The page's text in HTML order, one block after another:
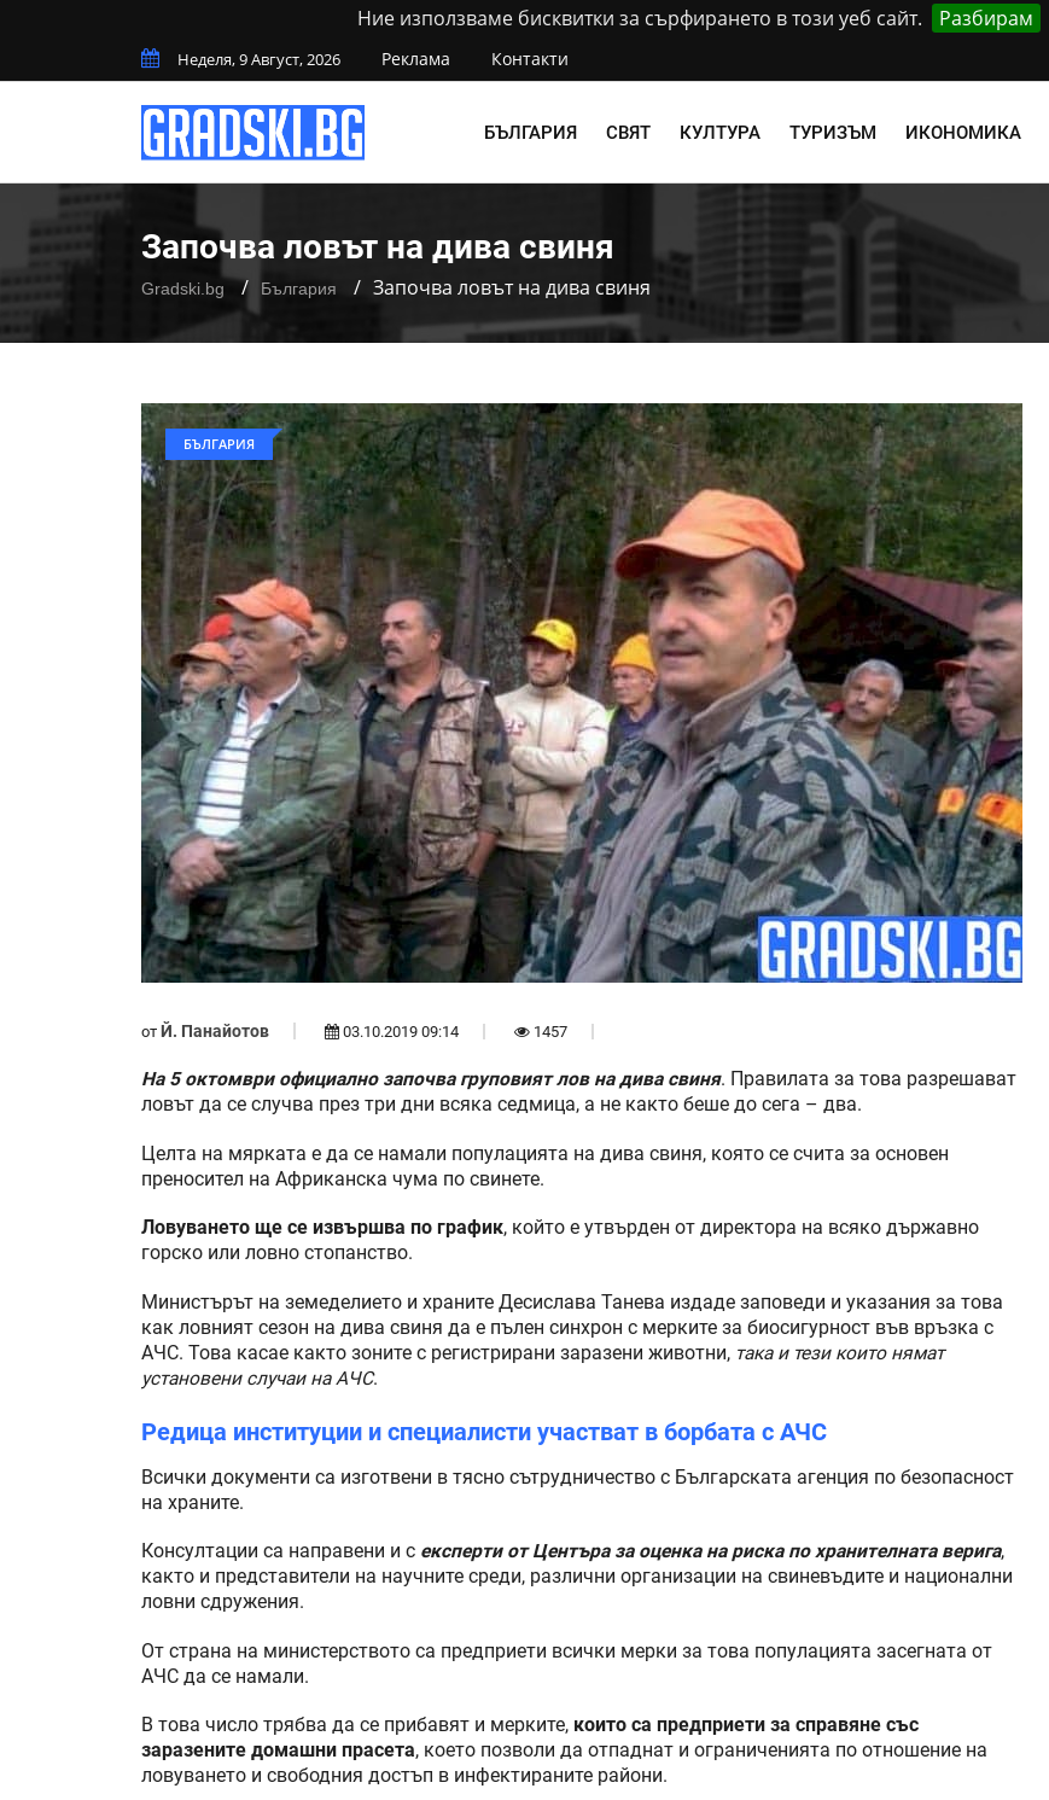
Ние използваме бисквитки за сърфирането в този уеб сайт. Разбирам
Неделя, 9 Август, 2026 Реклама Контакти
БЪЛГАРИЯ СВЯТ КУЛТУРА ТУРИЗЪМ ИКОНОМИКА
Започва ловът на дива свиня
Gradski.bg България Започва ловът на дива свиня
БЪЛГАРИЯ
от Й. Панайотов 03.10.2019 09:14 1457
На 5 октомври официално започва груповият лов на дива свиня. Правилата за това разрешават
ловът да се случва през три дни всяка седмица, а не както беше до сега – два.
Целта на мярката е да се намали популацията на дива свиня, която се счита за основен
преносител на Африканска чума по свинете.
Ловуването ще се извършва по график, който е утвърден от директора на всяко държавно
горско или ловно стопанство.
Министърът на земеделието и храните Десислава Танева издаде заповеди и указания за това
как ловният сезон на дива свиня да е пълен синхрон с мерките за биосигурност във връзка с
АЧС. Това касае както зоните с регистрирани заразени животни, така и тези които нямат
установени случаи на АЧС.
Редица институции и специалисти участват в борбата с АЧС
Всички документи са изготвени в тясно сътрудничество с Българската агенция по безопасност
на храните.
Консултации са направени и с експерти от Центъра за оценка на риска по хранителната верига,
както и представители на научните среди, различни организации на свиневъдите и национални
ловни сдружения.
От страна на министерството са предприети всички мерки за това популацията засегната от
АЧС да се намали.
В това число трябва да се прибавят и мерките, които са предприети за справяне със
заразените домашни прасета, което позволи да отпаднат и ограниченията по отношение на
ловуването и свободния достъп в инфектираните райони.